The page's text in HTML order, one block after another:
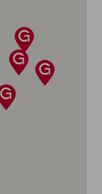
en œuvre
final.
l’expertise des
solutions
apporté aux
de deux
leurs